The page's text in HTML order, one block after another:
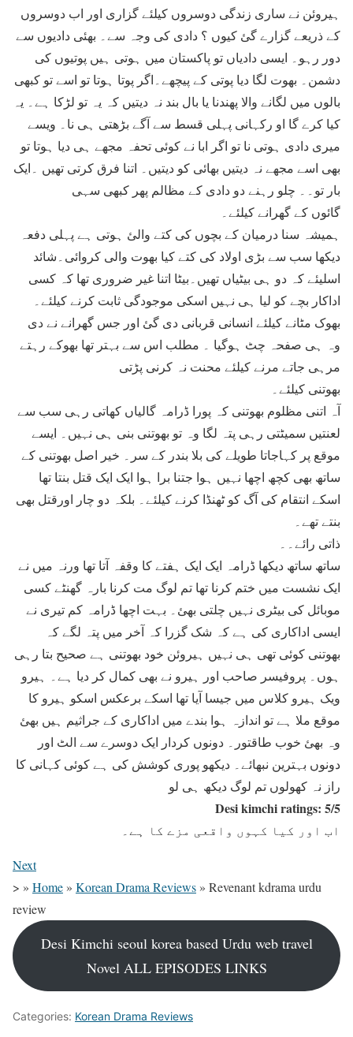
ہیروئن نے ساری زندگی دوسروں کیلئے گزاری اور اب دوسروں
کے ذریعے گزارے گئ کیوں ؟ دادی کی وجہ سے۔ بھئی دادیوں سے
دور رہو۔ ایسی دادیاں تو پاکستان میں ہوتی ہیں پوتیوں کی
دشمن۔ بھوت لگا دیا پوتی کے پیچھے۔اگر پوتا ہوتا تو اسے تو کبھی
بالوں میں لگانے والا پھندنا یا بال بند نہ دیتیں کہ یہ تو لڑکا ہے۔ یہ
کیا کرے گا او رکہانی پہلی قسط سے آگے بڑھتی ہی نا۔ ویسے
میری دادی ہوتی نا تو اگر ابا نے کوئی تحفہ مجھے ہی دیا ہوتا تو
بھی اسے مجھے نہ دیتیں بھائی کو دیتیں۔ اتنا فرق کرتی تھیں ۔ایک
بار تو۔۔ چلو رہنے دو دادی کے مظالم پھر کبھی سہی
گائوں کے گھرانے کیلئے۔
ہمیشہ سنا درمیان کے بچوں کی کتے والئ ہوتی ہے پہلی دفعہ
دیکھا سب سے بڑی اولاد کی کتے کیا بھوت والی کروائی۔شائد
اسلیئے کہ دو ہی بیٹیاں تھیں۔بیٹا اتنا غیر ضروری تھا کہ کسی
اداکار بچے کو لیا ہی نہیں اسکی موجودگی ثابت کرنے کیلئے۔
بھوک مٹانے کیلئے انسانی قربانی دی گئ اور جس گھرانے نے دی
وہ ہی صفحہ چٹ ہوگیا ۔ مطلب اس سے بہتر تھا بھوکے رہتے
مرہی جاتے مرنے کیلئے محنت نہ کرنی پڑتی
بھوتنی کیلئے۔
آہ اتنی مظلوم بھوتنی کہ پورا ڈرامہ گالیاں کھاتی رہی سب سے
لعنتیں سمیٹتی رہی پتہ لگا وہ تو بھوتنی بنی ہی نہیں۔ ایسے
موقع پر کہاجاتا طویلے کی بلا بندر کے سر۔ خیر اصل بھوتنی کے
ساتھ بھی کچھ اچھا نہیں ہوا جتنا برا ہوا ایک ایک قتل بنتا تھا
اسکے انتقام کی آگ کو ٹھنڈا کرنے کیلئے۔ بلکہ دو چار اورقتل بھی
بنتے تھے۔
ذاتی رائے۔۔
ساتھ ساتھ دیکھا ڈرامہ ایک ایک ہفتے کا وقفہ آتا تھا ورنہ میں نے
ایک نشست میں ختم کرنا تھا تم لوگ مت کرنا بارہ گھنٹے کسی
موبائل کی بیٹری نہیں چلتی بھئ۔ بہت اچھا ڈرامہ کم تیری نے
ایسی اداکاری کی ہے کہ شک گزرا کہ آخر میں پتہ لگے کہ
بھوتنی کوئی تھی ہی نہیں ہیروئن خود بھوتنی ہے صحیح بتا رہی
ہوں۔ پروفیسر صاحب اور ہیرو نے بھی کمال کر دیا ہے۔ ہیرو
ویک ہیرو کلاس میں جیسا آیا تھا اسکے برعکس اسکو ہیرو کا
موقع ملا ہے تو اندازہ ہوا بندے میں اداکاری کے جراثیم ہیں بھئ
وہ بھئ خوب طاقتور۔ دونوں کردار ایک دوسرے سے الٹ اور
دونوں بہترین نبھائے۔ دیکھو پوری کوشش کی ہے کوئی کہانی کا
راز نہ کھولوں تم لوگ دیکھ ہی لو
Desi kimchi ratings: 5/5
اب اور کیا کہوں واقعی مزے کا ہے۔
Next
> » Home » Korean Drama Reviews » Revenant kdrama urdu
review
Desi Kimchi seoul korea based Urdu web travel
Novel ALL EPISODES LINKS
Categories: Korean Drama Reviews